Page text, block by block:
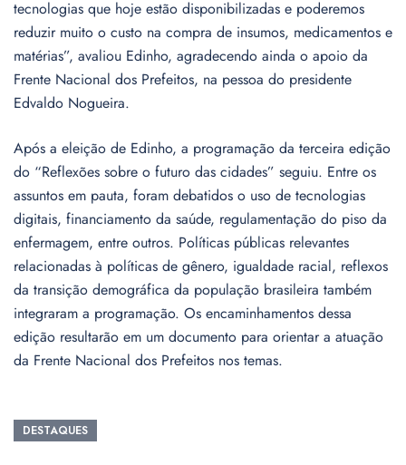
tecnologias que hoje estão disponibilizadas e poderemos
reduzir muito o custo na compra de insumos, medicamentos e
matérias”, avaliou Edinho, agradecendo ainda o apoio da
Frente Nacional dos Prefeitos, na pessoa do presidente
Edvaldo Nogueira.
Após a eleição de Edinho, a programação da terceira edição
do “Reflexões sobre o futuro das cidades” seguiu. Entre os
assuntos em pauta, foram debatidos o uso de tecnologias
digitais, financiamento da saúde, regulamentação do piso da
enfermagem, entre outros. Políticas públicas relevantes
relacionadas à políticas de gênero, igualdade racial, reflexos
da transição demográfica da população brasileira também
integraram a programação. Os encaminhamentos dessa
edição resultarão em um documento para orientar a atuação
da Frente Nacional dos Prefeitos nos temas.
DESTAQUES